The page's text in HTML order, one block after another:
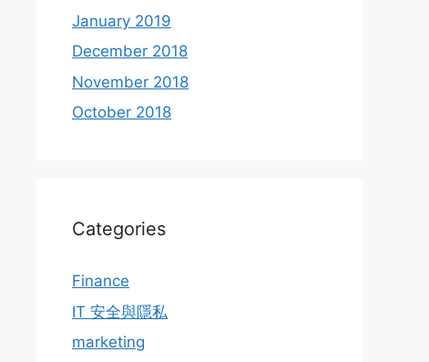
January 2019
December 2018
November 2018
October 2018
Categories
Finance
IT 安全與隱私
marketing